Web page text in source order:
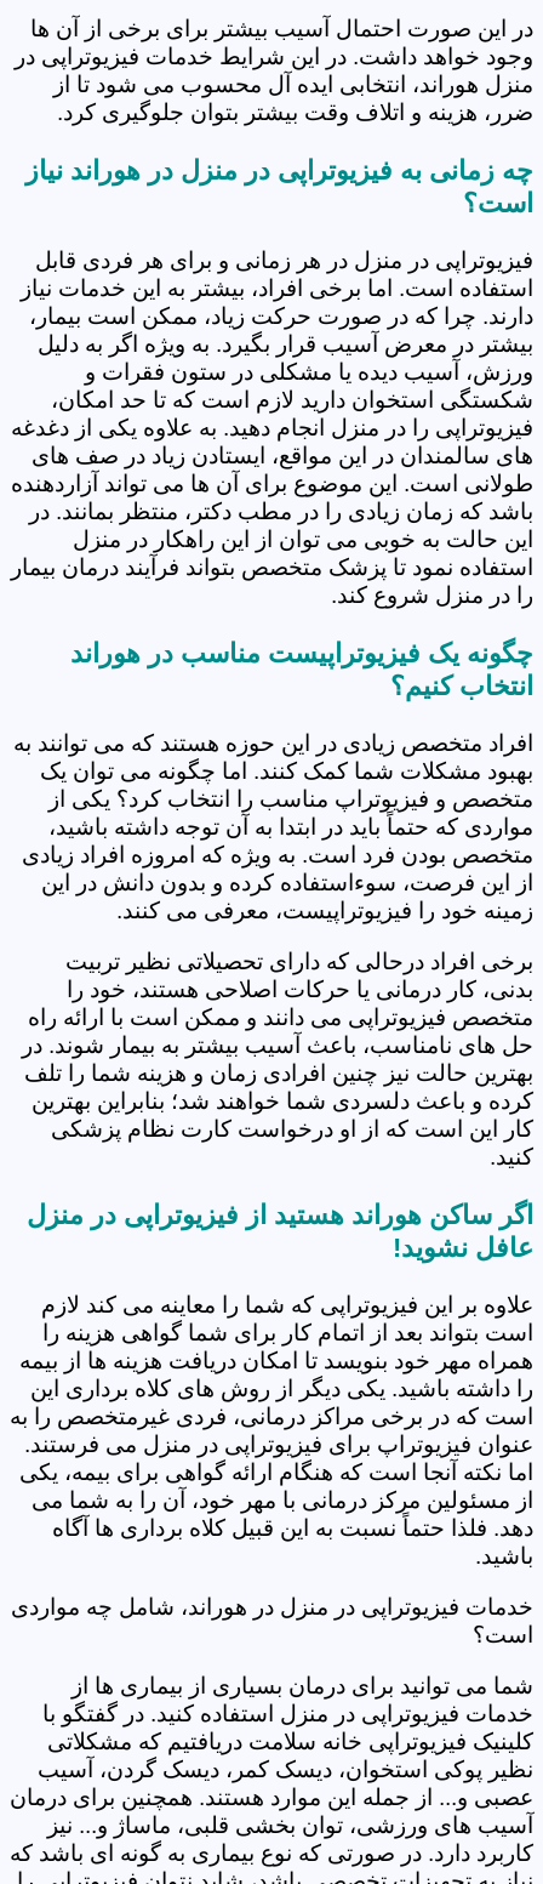
در این صورت احتمال آسیب بیشتر برای برخی از آن ها
وجود خواهد داشت. در این شرایط خدمات فیزیوتراپی در
منزل هوراند، انتخابی ایده آل محسوب می شود تا از
ضرر، هزینه و اتلاف وقت بیشتر بتوان جلوگیری کرد.
چه زمانی به فیزیوتراپی در منزل در هوراند نیاز
است؟
فیزیوتراپی در منزل در هر زمانی و برای هر فردی قابل
استفاده است. اما برخی افراد، بیشتر به این خدمات نیاز
دارند. چرا که در صورت حرکت زیاد، ممکن است بیمار،
بیشتر در معرض آسیب قرار بگیرد. به ویژه اگر به دلیل
ورزش، آسیب دیده یا مشکلی در ستون فقرات و
شکستگی استخوان دارید لازم است که تا حد امکان،
فیزیوتراپی را در منزل انجام دهید. به علاوه یکی از دغدغه
های سالمندان در این مواقع، ایستادن زیاد در صف های
طولانی است. این موضوع برای آن ها می تواند آزاردهنده
باشد که زمان زیادی را در مطب دکتر، منتظر بمانند. در
این حالت به خوبی می توان از این راهکار در منزل
استفاده نمود تا پزشک متخصص بتواند فرآیند درمان بیمار
را در منزل شروع کند.
چگونه یک فیزیوتراپیست مناسب در هوراند
انتخاب کنیم؟
افراد متخصص زیادی در این حوزه هستند که می توانند به
بهبود مشکلات شما کمک کنند. اما چگونه می توان یک
متخصص و فیزیوتراپ مناسب را انتخاب کرد؟ یکی از
مواردی که حتماً باید در ابتدا به آن توجه داشته باشید،
متخصص بودن فرد است. به ویژه که امروزه افراد زیادی
از این فرصت، سوءاستفاده کرده و بدون دانش در این
زمینه خود را فیزیوتراپیست، معرفی می کنند.
برخی افراد درحالی که دارای تحصیلاتی نظیر تربیت
بدنی، کار درمانی یا حرکات اصلاحی هستند، خود را
متخصص فیزیوتراپی می دانند و ممکن است با ارائه راه
حل های نامناسب، باعث آسیب بیشتر به بیمار شوند. در
بهترین حالت نیز چنین افرادی زمان و هزینه شما را تلف
کرده و باعث دلسردی شما خواهند شد؛ بنابراین بهترین
کار این است که از او درخواست کارت نظام پزشکی
کنید.
اگر ساکن هوراند هستید از فیزیوتراپی در منزل
عافل نشوید!
علاوه بر این فیزیوتراپی که شما را معاینه می کند لازم
است بتواند بعد از اتمام کار برای شما گواهی هزینه را
همراه مهر خود بنویسد تا امکان دریافت هزینه ها از بیمه
را داشته باشید. یکی دیگر از روش های کلاه برداری این
است که در برخی مراکز درمانی، فردی غیرمتخصص را به
عنوان فیزیوتراپ برای فیزیوتراپی در منزل می فرستند.
اما نکته آنجا است که هنگام ارائه گواهی برای بیمه، یکی
از مسئولین مرکز درمانی با مهر خود، آن را به شما می
دهد. فلذا حتماً نسبت به این قبیل کلاه برداری ها آگاه
باشید.
خدمات فیزیوتراپی در منزل در هوراند، شامل چه مواردی
است؟
شما می توانید برای درمان بسیاری از بیماری ها از
خدمات فیزیوتراپی در منزل استفاده کنید. در گفتگو با
کلینیک فیزیوتراپی خانه سلامت دریافتیم که مشکلاتی
نظیر پوکی استخوان، دیسک کمر، دیسک گردن، آسیب
عصبی و... از جمله این موارد هستند. همچنین برای درمان
آسیب های ورزشی، توان بخشی قلبی، ماساژ و... نیز
کاربرد دارد. در صورتی که نوع بیماری به گونه ای باشد که